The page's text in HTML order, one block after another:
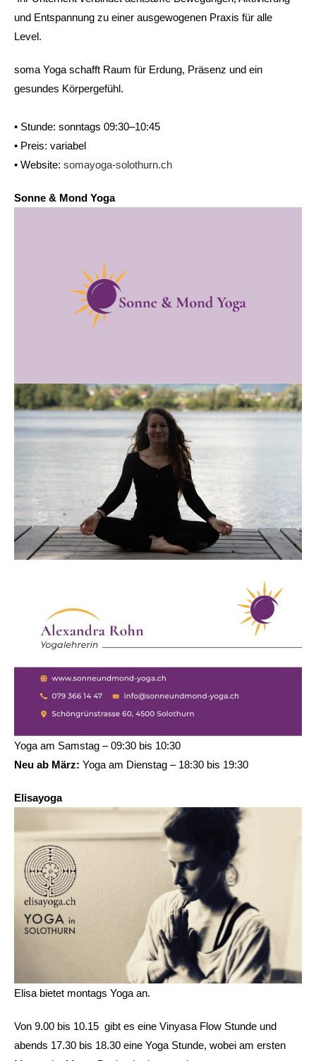
und Entspannung zu einer ausgewogenen Praxis für alle
Level.
soma Yoga schafft Raum für Erdung, Präsenz und ein
gesundes Körpergefühl.
• Stunde: sonntags 09:30–10:45
• Preis: variabel
• Website: somayoga-solothurn.ch
Sonne & Mond Yoga
Yoga am Samstag – 09:30 bis 10:30
Neu ab März: Yoga am Dienstag – 18:30 bis 19:30
Elisayoga
Elisa bietet montags Yoga an.
Von 9.00 bis 10.15 gibt es eine Vinyasa Flow Stunde und
abends 17.30 bis 18.30 eine Yoga Stunde, wobei am ersten